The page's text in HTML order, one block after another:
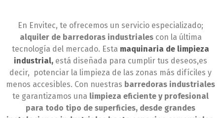
En Envitec, te ofrecemos un servicio especializado;
alquiler de barredoras industriales con la última
tecnología del mercado. Esta maquinaria de limpieza
industrial, está diseñada para cumplir tus deseos,es
decir, potenciar la limpieza de las zonas más difíciles y
menos accesibles. Con nuestras barredoras industriales
te garantizamos una limpieza eficiente y profesional
para todo tipo de superficies, desde grandes